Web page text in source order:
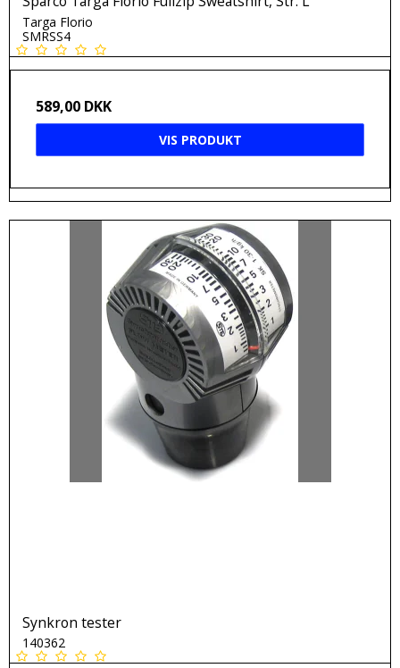
Targa Florio
SMRSS4
589,00 DKK
VIS PRODUKT
Synkron tester
140362